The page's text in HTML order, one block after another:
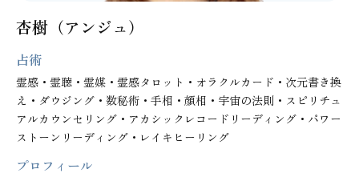
杏樹（アンジュ）
占術
霊感・霊聴・霊媒・霊感タロット・オラクルカード・次元書き換
え・ダウジング・数秘術・手相・顔相・宇宙の法則・スピリチュ
アルカウンセリング・アカシックレコードリーディング・パワー
ストーンリーディング・レイキヒーリング
プロフィール